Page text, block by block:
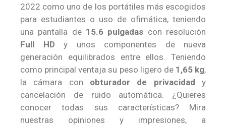
2022 como uno de los portátiles más escogidos
para estudiantes o uso de ofimática, teniendo
una pantalla de15.6 pulgadas con resolución
Full HD y unos componentes de nueva
generación equilibrados entre ellos. Teniendo
como principal ventaja su peso ligero de 1,65 kg,
la cámara con obturador de privacidad y
cancelación de ruido automática. ¿Quieres
conocer todas sus características? Mira
nuestras opiniones y impresiones, a